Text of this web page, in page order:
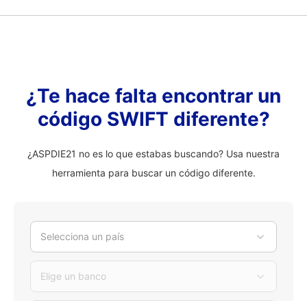
¿Te hace falta encontrar un
código SWIFT diferente?
¿ASPDIE21 no es lo que estabas buscando? Usa nuestra
herramienta para buscar un código diferente.
Selecciona un país
Elige un banco